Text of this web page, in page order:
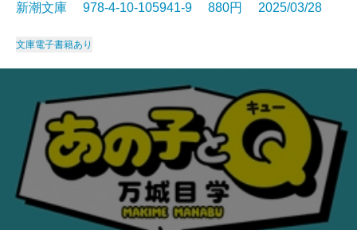
新潮文庫 978-4-10-105941-9 880円 2025/03/28
文庫電子書籍あり